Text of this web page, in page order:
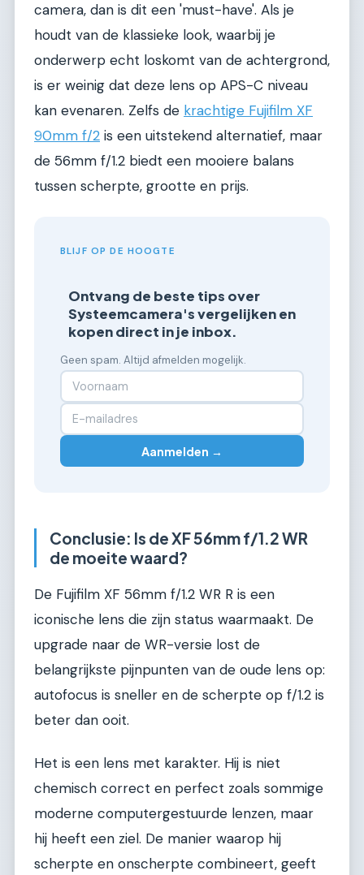
camera, dan is dit een 'must-have'. Als je
houdt van de klassieke look, waarbij je
onderwerp echt loskomt van de achtergrond,
is er weinig dat deze lens op APS-C niveau
kan evenaren. Zelfs de krachtige Fujifilm XF
90mm f/2 is een uitstekend alternatief, maar
de 56mm f/1.2 biedt een mooiere balans
tussen scherpte, grootte en prijs.
BLIJF OP DE HOOGTE
Ontvang de beste tips over
Systeemcamera's vergelijken en
kopen direct in je inbox.
Geen spam. Altijd afmelden mogelijk.
Aanmelden →
Conclusie: Is de XF 56mm f/1.2 WR
de moeite waard?
De Fujifilm XF 56mm f/1.2 WR R is een
iconische lens die zijn status waarmaakt. De
upgrade naar de WR-versie lost de
belangrijkste pijnpunten van de oude lens op:
autofocus is sneller en de scherpte op f/1.2 is
beter dan ooit.
Het is een lens met karakter. Hij is niet
chemisch correct en perfect zoals sommige
moderne computergestuurde lenzen, maar
hij heeft een ziel. De manier waarop hij
scherpte en onscherpte combineert, geeft